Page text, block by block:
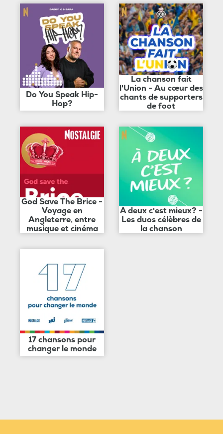
Do You Speak Hip-
Hop?
La chanson fait
l'Union - Au cœur des
chants de supporters
de foot
God Save The Brice -
Voyage en
Angleterre, entre
musique et cinéma
A deux c'est mieux? -
Les duos célèbres de
la chanson
17 chansons pour
changer le monde